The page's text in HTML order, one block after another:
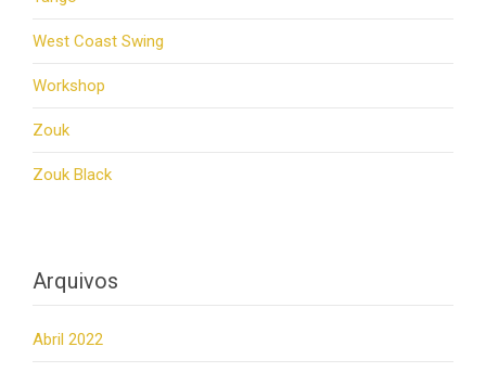
West Coast Swing
Workshop
Zouk
Zouk Black
Arquivos
Abril 2022